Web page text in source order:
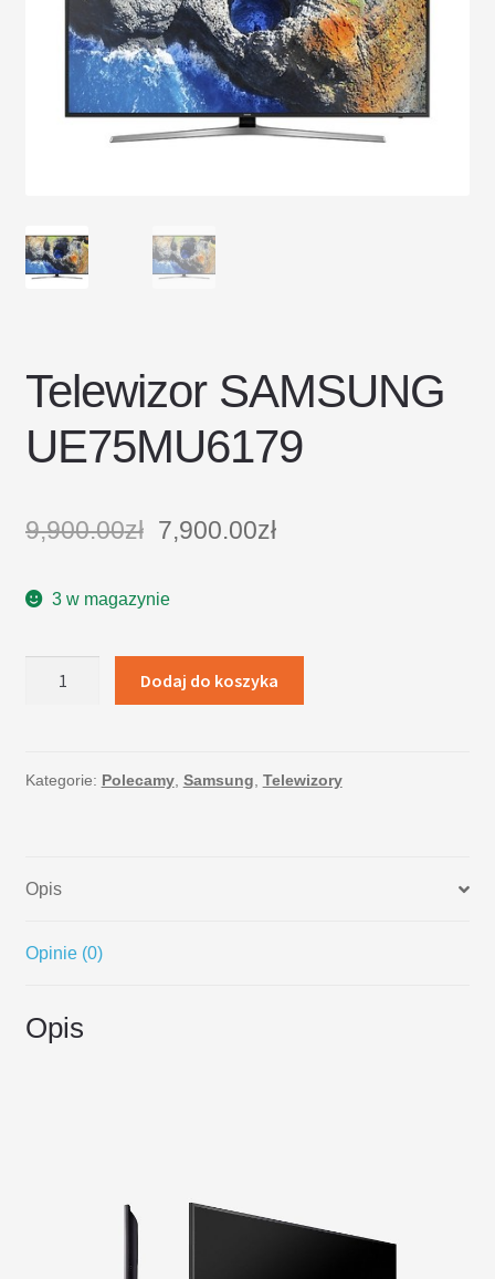
DOSTAWA I ZWROTY
POLITYKA PRYWATNOŚCI
Telewizor SAMSUNG
UE75MU6179
9,900.00zł 7,900.00zł
3 w magazynie
Dodaj do koszyka
Kategorie: Polecamy, Samsung, Telewizory
Opis
Opinie (0)
Opis